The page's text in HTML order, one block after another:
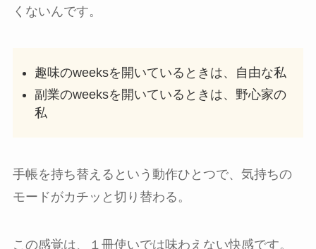
くないんです。
趣味のweeksを開いているときは、自由な私
副業のweeksを開いているときは、野心家の
私
手帳を持ち替えるという動作ひとつで、気持ちの
モードがカチッと切り替わる。
この感覚は、１冊使いでは味わえない快感です。